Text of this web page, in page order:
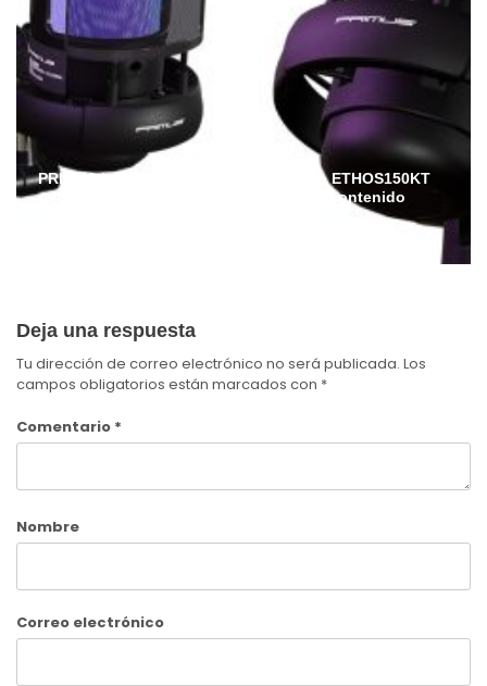
PRIMUS lanza en Ecuador el micrófono ETHOS150KT
para streamers, gamers y creadores de contenido
Deja una respuesta
Tu dirección de correo electrónico no será publicada. Los
campos obligatorios están marcados con *
Comentario *
Nombre
Correo electrónico